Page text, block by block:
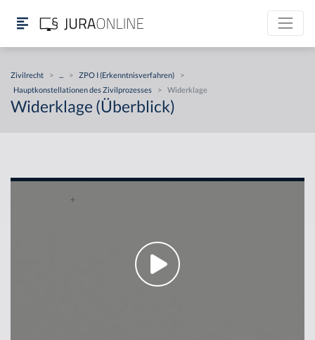
Zivilrecht > > ZPO I (Erkenntnisverfahren)
>
Hauptkonstellationen des Zivilprozesses
> Widerklage
Widerklage (Überblick)